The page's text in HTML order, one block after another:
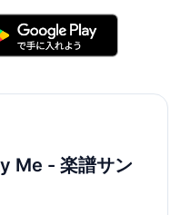
Me - 楽譜サン